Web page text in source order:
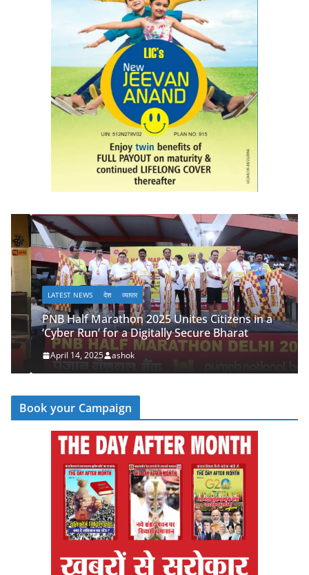
LATEST NEWS देश व्यापार
PNB Half Marathon 2025 Unites Citizens in a
‘Cyber Run’ for a Digitally Secure Bharat
April 14, 2025 ashok
Book your Campaign